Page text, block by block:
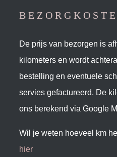
De prijs van bezorgen is
kilometers en wordt
bestelling en eventuele
servies gefactureerd. De
ons berekend via Google
Wil je weten hoeveel km
hier